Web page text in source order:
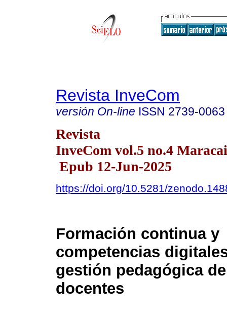
Revista InveCom
versión On-line ISSN 2739-0063
Revista
InveCom vol.5 no.4
Epub 12-Jun-2025
https://doi.org/10.5281/
Formación continua y
competencias
gestión pedagógica
docentes